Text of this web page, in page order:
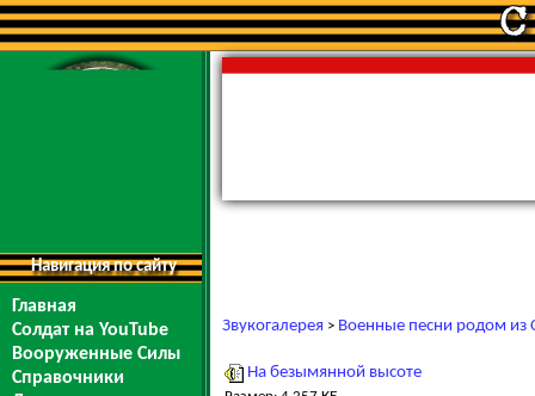
Навигация по сайту
Главная
Солдат на YouTube
Вооруженные Силы
Справочники
Звукогалерея > Военные песни родом из
На безымянной высоте